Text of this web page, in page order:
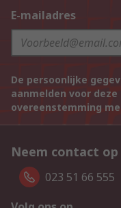
E-mailadres
De persoonlijke
aanmelden voor
overeenstemming
Neem contact op
023 51 66 555